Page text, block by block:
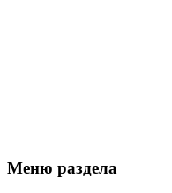
Меню раздела